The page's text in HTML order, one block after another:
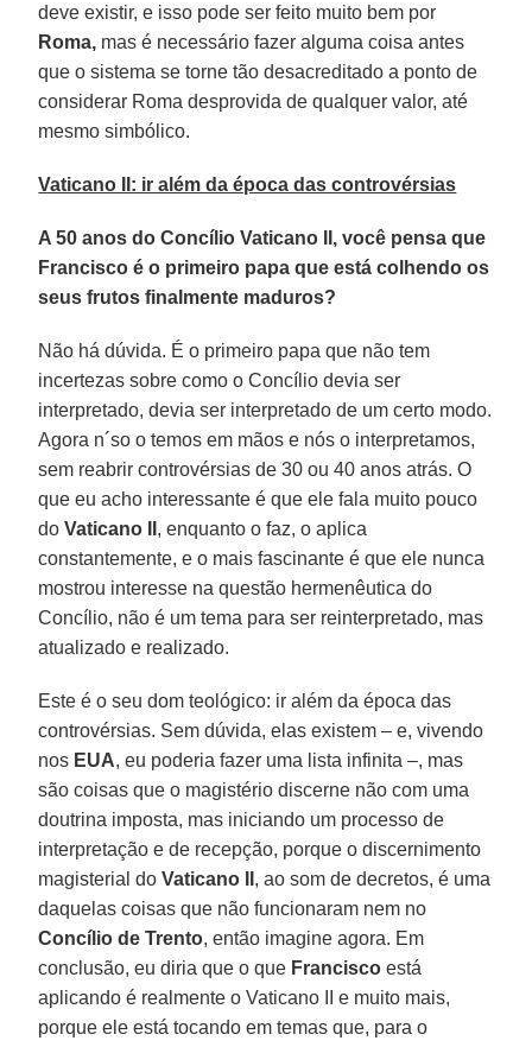
deve existir, e isso pode ser feito muito bem por
Roma, mas é necessário fazer alguma coisa antes
que o sistema se torne tão desacreditado a ponto de
considerar Roma desprovida de qualquer valor, até
mesmo simbólico.
Vaticano II: ir além da época das controvérsias
A 50 anos do Concílio Vaticano II, você pensa que
Francisco é o primeiro papa que está colhendo os
seus frutos finalmente maduros?
Não há dúvida. É o primeiro papa que não tem
incertezas sobre como o Concílio devia ser
interpretado, devia ser interpretado de um certo modo.
Agora n´so o temos em mãos e nós o interpretamos,
sem reabrir controvérsias de 30 ou 40 anos atrás. O
que eu acho interessante é que ele fala muito pouco
doVaticano II , enquanto o faz, o aplica
constantemente, e o mais fascinante é que ele nunca
mostrou interesse na questão hermenêutica do
Concílio, não é um tema para ser reinterpretado, mas
atualizado e realizado.
Este é o seu dom teológico: ir além da época das
controvérsias. Sem dúvida, elas existem – e, vivendo
nos EUA, eu poderia fazer uma lista infinita –, mas
são coisas que o magistério discerne não com uma
doutrina imposta, mas iniciando um processo de
interpretação e de recepção, porque o discernimento
magisterial doVaticano II , ao som de decretos, é uma
daquelas coisas que não funcionaram nem no
Concílio de Trento, então imagine agora. Em
conclusão, eu diria que o que Francisco está
aplicando é realmente o Vaticano II e muito mais,
porque ele está tocando em temas que, para o